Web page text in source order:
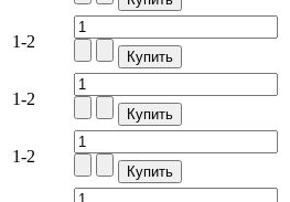
1-2
1-2
1-2